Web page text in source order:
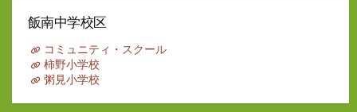
イ
飯南中学校区
コミュニティ・スクール
柿野小学校
粥見小学校